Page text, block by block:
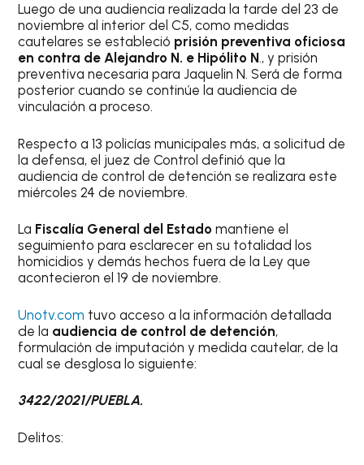
Luego de una audiencia realizada la tarde del 23 de
noviembre al interior del C5, como medidas
cautelares se estableció prisión preventiva oficiosa
en contra de Alejandro N. e Hipólito N., y prisión
preventiva necesaria para Jaquelin N. Será de forma
posterior cuando se continúe la audiencia de
vinculación a proceso.
Respecto a 13 policías municipales más, a solicitud de
la defensa, el juez de Control definió que la
audiencia de control de detención se realizara este
miércoles 24 de noviembre.
La Fiscalía General del Estado mantiene el
seguimiento para esclarecer en su totalidad los
homicidios y demás hechos fuera de la Ley que
acontecieron el 19 de noviembre.
Unotv.com tuvo acceso a la información detallada
de la audiencia de control de detención,
formulación de imputación y medida cautelar, de la
cual se desglosa lo siguiente:
3422/2021/PUEBLA.
Delitos: